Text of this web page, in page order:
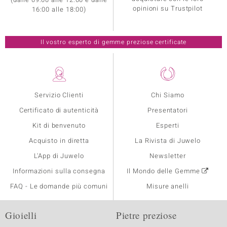
Servizio Clienti
Certificato di autenticità
Kit di benvenuto
Acquisto in diretta
L'App di Juwelo
Informazioni sulla consegna
FAQ - Le domande più comuni
Chi Siamo
Presentatori
Esperti
La Rivista di Juwelo
Newsletter
Il Mondo delle Gemme
Misure anelli
16:00 alle 18:00)
opinioni su Trustpilot
Il vostro esperto di gemme preziose certificate
Gioielli Pietre preziose